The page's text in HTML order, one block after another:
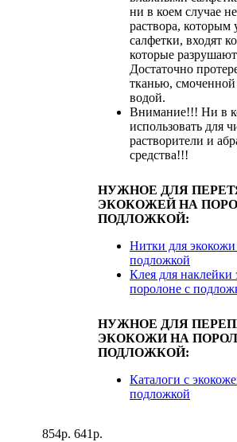
ни в коем случае
раствора,
салфетки, входят
которые
Достаточно
тканью,
водой.
Внимание!!! Ни в
использовать для
растворители и
средства!!!
НУЖНОЕ ДЛЯ
ЭКОКОЖЕЙ НА
ПОДЛОЖКОЙ:
Нитки для
подложкой
Клея для наклейки
поролоне с
НУЖНОЕ ДЛЯ
ЭКОКОЖИ НА
ПОДЛОЖКОЙ:
Каталоги с
подложкой
854р. 641р.